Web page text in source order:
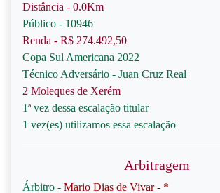
Distância - 0.0Km
Público - 10946
Renda - R$ 274.492,50
Copa Sul Americana 2022
Técnico Adversário - Juan Cruz Real
2 Moleques de Xerém
1ª vez dessa escalação titular
1 vez(es) utilizamos essa escalação
Arbitragem
Árbitro - Mario Dias de Vivar - *